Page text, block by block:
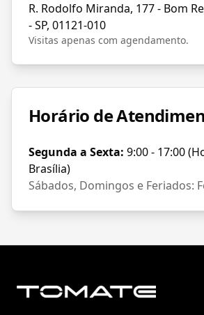
R. Rodolfo Miranda, 177 - Bom
- SP, 01121-010
Visitas apenas com agendamento.
Horário de
Segunda a Sexta: 9:00 - 17:00
Brasília)
Sábados, Domingos e Feriados: